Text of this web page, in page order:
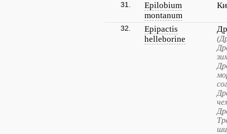
31.
Epilobium
montanum
32.
Epipactis
helleborine